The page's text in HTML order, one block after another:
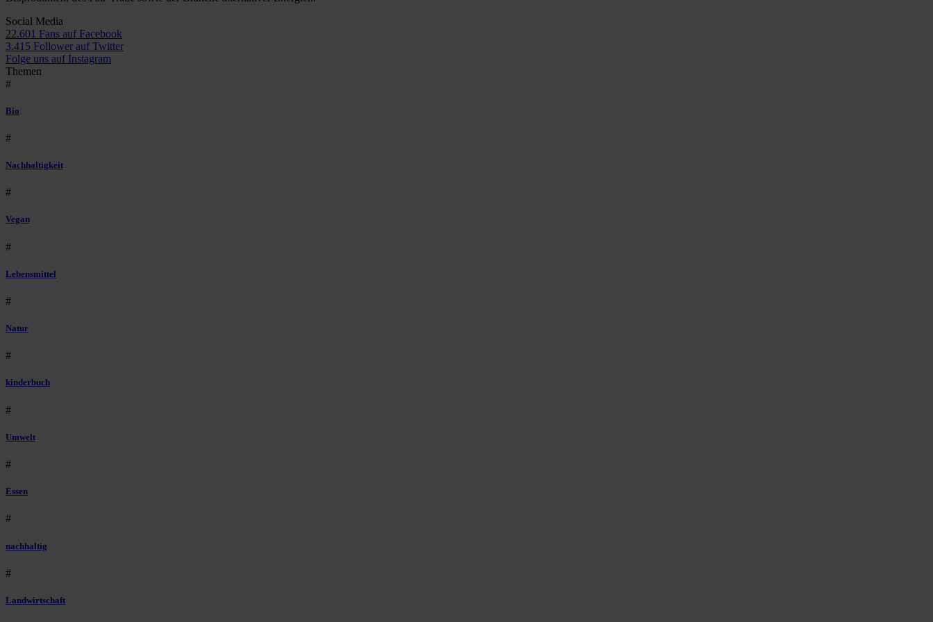
Social Media
22.601 Fans auf Facebook
3.415 Follower auf Twitter
Folge uns auf Instagram
Themen
#
Bio
#
Nachhaltigkeit
#
Vegan
#
Lebensmittel
#
Natur
#
kinderbuch
#
Umwelt
#
Essen
#
nachhaltig
#
Landwirtschaft